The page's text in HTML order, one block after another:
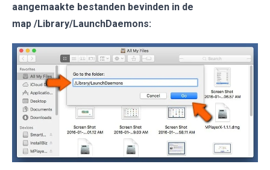
aangemaakte bestanden bevinden in de
map /Library/LaunchDaemons: